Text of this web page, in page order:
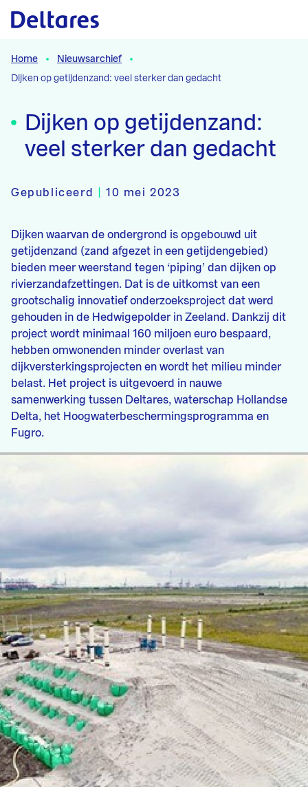
Naar hoofdcontent
Home
Nieuwsarchief
Dijken op getijdenzand: veel sterker dan gedacht
Dijken op getijdenzand:
veel sterker dan gedacht
Gepubliceerd |10 mei 2023
Dijken waarvan de ondergrond is opgebouwd uit
getijdenzand (zand afgezet in een getijdengebied)
bieden meer weerstand tegen ‘piping’ dan dijken op
rivierzandafzettingen. Dat is de uitkomst van een
grootschalig innovatief onderzoeksproject dat werd
gehouden in de Hedwigepolder in Zeeland. Dankzij dit
project wordt minimaal 160 miljoen euro bespaard,
hebben omwonenden minder overlast van
dijkversterkingsprojecten en wordt het milieu minder
belast. Het project is uitgevoerd in nauwe
samenwerking tussen Deltares, waterschap Hollandse
Delta, het Hoogwaterbeschermingsprogramma en
Fugro.